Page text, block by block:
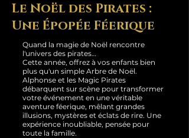
Le Noël des Pirates :
Une Épopée Féerique
Quand la magie de Noël rencontre
l'univers des pirates…
Cette année, offrez à vos enfants bien
plus qu'un simple Arbre de Noël.
Alphonse et les Magic Pirates
débarquent sur scène pour transformer
votre événement en une véritable
aventure féerique, mêlant grandes
illusions, mystères et éclats de rire. Une
expérience inoubliable, pensée pour
toute la famille.